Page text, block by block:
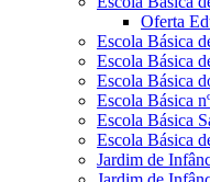
Oferta
Escola Básica
Escola Básica
Escola Básica
Escola Básica
Escola Básica
Escola Básica
Jardim de